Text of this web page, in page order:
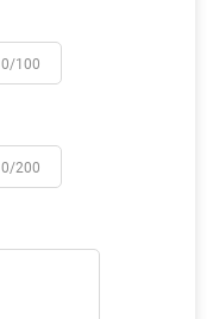
0/100
0/200